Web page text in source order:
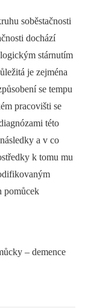
soběstačnosti
dochází
stárnutím
je zejména
se tempu
pracovišti se
této
a v co
k tomu mu
pomůcek
–⁠ demence